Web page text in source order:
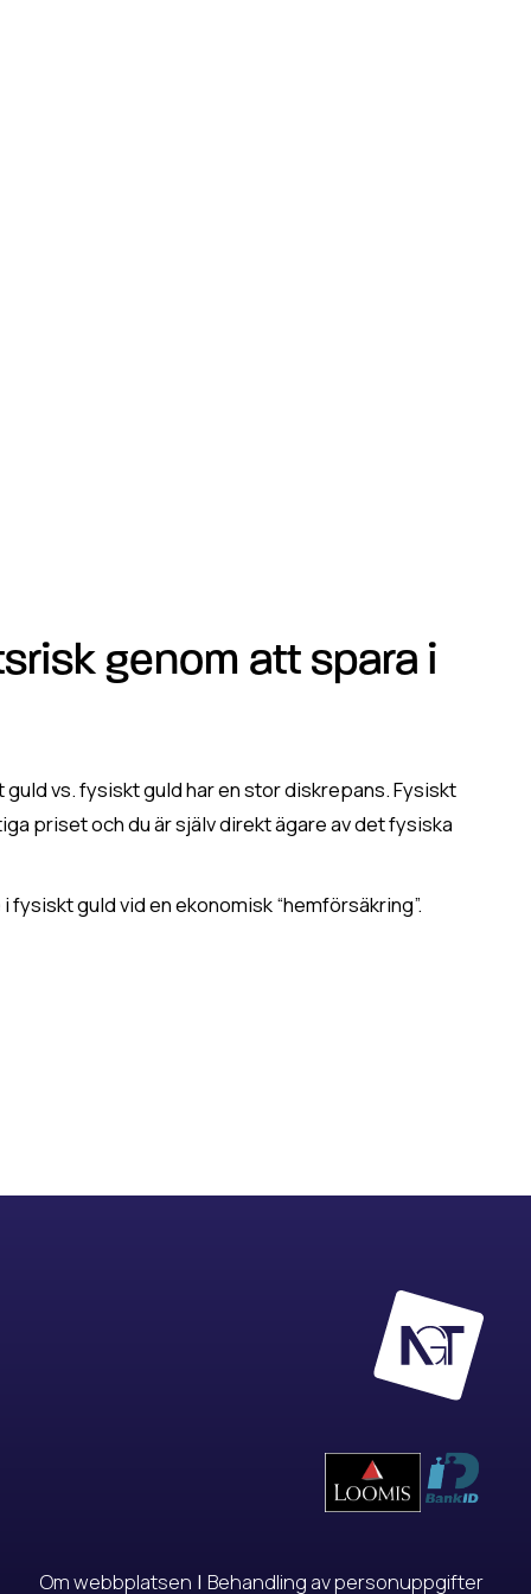
genom att spara i
vs. fysiskt guld har en stor diskrepans. Fysiskt
priset och du är själv direkt ägare av det fysiska
fysiskt guld vid en ekonomisk “hemförsäkring”.
Om webbplatsen | Behandling av personuppgifter